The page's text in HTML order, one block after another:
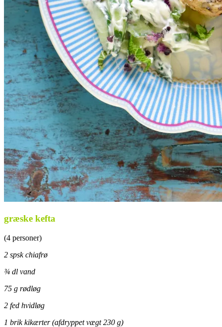
græske kefta
(4 personer)
2 spsk chiafrø
¾ dl vand
75 g rødløg
2 fed hvidløg
1 brik kikærter (afdryppet vægt 230 g)